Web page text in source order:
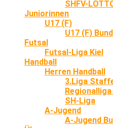
SHFV-
Juniorinnen
U17 (F)
U17 (F)
Futsal
Futsal-Liga Kiel
Handball
Herren Handball
3.Liga
SH-Liga
A-Jugend
A-Jugend